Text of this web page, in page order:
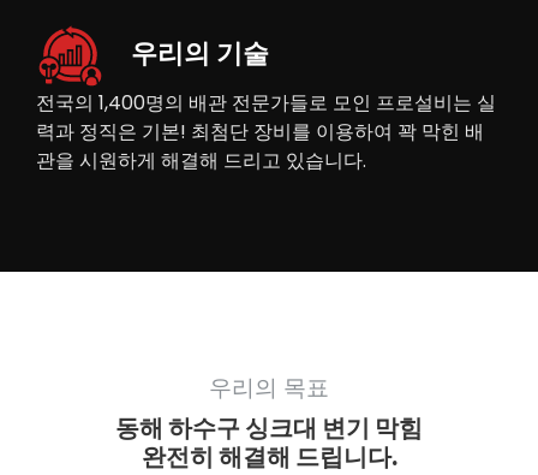
우리의 기술
전국의 1,400명의 배관 전문가들로 모인 프로설비는 실
력과 정직은 기본! 최첨단 장비를 이용하여 꽉 막힌 배
관을 시원하게 해결해 드리고 있습니다.
우리의 목표
동해 하수구 싱크대 변기 막힘
완전히 해결해 드립니다.